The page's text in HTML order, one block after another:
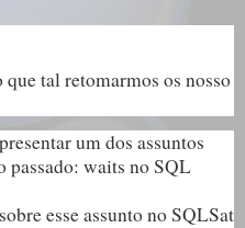
tal retomarmos os nosso
um dos assuntos
passado: waits no SQL
esse assunto no SQLSat